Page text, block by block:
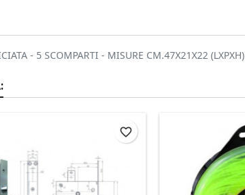
- 5 SCOMPARTI - MISURE CM.47X21X22 (LXPXH)
favorite_border